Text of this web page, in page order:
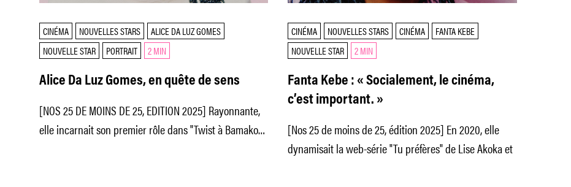
CINÉMA NOUVELLES STARS
ALICE DA LUZ GOMES
NOUVELLE STAR
PORTRAIT 2 MIN
Alice Da Luz Gomes, en quête de sens
[NOS 25 DE MOINS DE 25, EDITION 2025] Rayonnante,
elle incarnait son premier rôle dans "Twist à Bamako"
CINÉMA NOUVELLES STARS CINÉMA
FANTA KEBE
NOUVELLE STAR
2 MIN
Fanta Kebe : « Socialement, le cinéma,
c’est important. »
[Nos 25 de moins de 25, édition 2025] En 2020, elle
dynamisait la web-série "Tu préfères" de Lise Akoka et